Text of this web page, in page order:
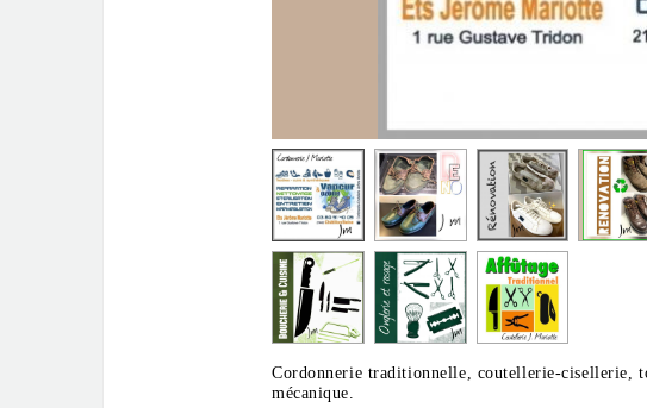
Cordonnerie traditionnelle, coutellerie-cisellerie,
mécanique.